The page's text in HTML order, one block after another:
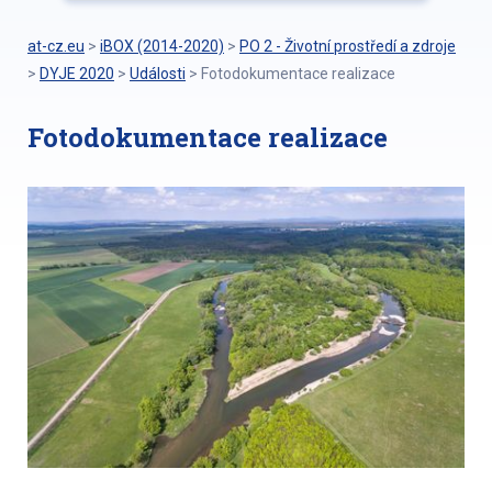
at-cz.eu > iBOX (2014-2020) > PO 2 - Životní prostředí a zdroje
> DYJE 2020 > Události > Fotodokumentace realizace
Fotodokumentace realizace